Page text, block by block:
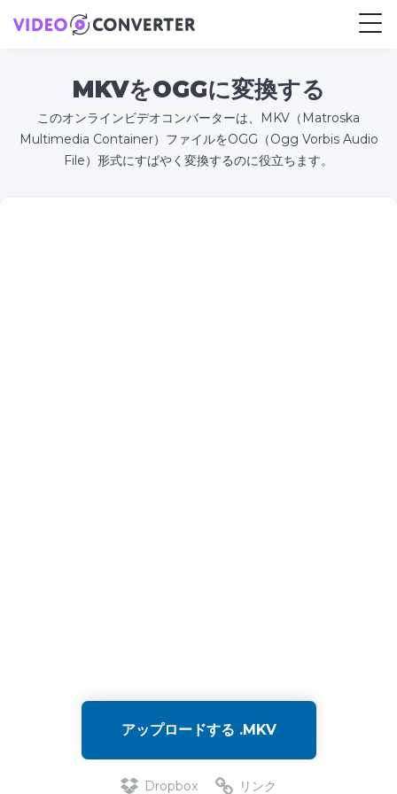
MKVをOGGに変換する
このオンラインビデオコンバーターは、MKV（Matroska
Multimedia Container）ファイルをOGG（Ogg Vorbis Audio
File）形式にすばやく変換するのに役立ちます。
アップロードする .MKV
Dropbox リンク